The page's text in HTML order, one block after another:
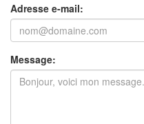
Adresse e-mail:
Message: